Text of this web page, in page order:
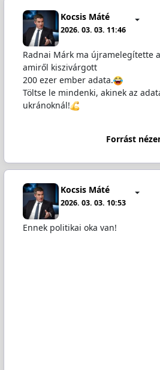
Kocsis Máté
2026. 03. 03. 11:46
Radnai Márk ma újramelegítette
amiről kiszivárgott
200 ezer ember adata.
Töltse le mindenki, akinek az
ukránoknál!
Forrást
Kocsis Máté
2026. 03. 03. 10:53
Ennek politikai oka van!